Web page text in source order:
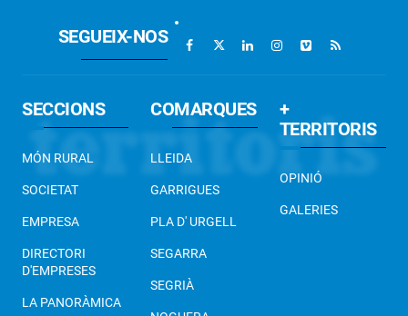
SEGUEIX-NOS
SECCIONS
MÓN RURAL
SOCIETAT
EMPRESA
DIRECTORI
D'EMPRESES
LA PANORÀMICA
COMARQUES
LLEIDA
GARRIGUES
PLA D' URGELL
SEGARRA
SEGRIÀ
+
TERRITORIS
OPINIÓ
GALERIES